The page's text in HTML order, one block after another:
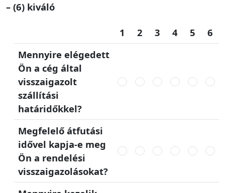
– (6) kiváló
1 2 3 4 5
6
Mennyire elégedett
Ön a cég által
visszaigazolt
szállítási
határidőkkel?
Megfelelő átfutási
idővel kapja-e meg
Ön a rendelési
visszaigazolásokat?